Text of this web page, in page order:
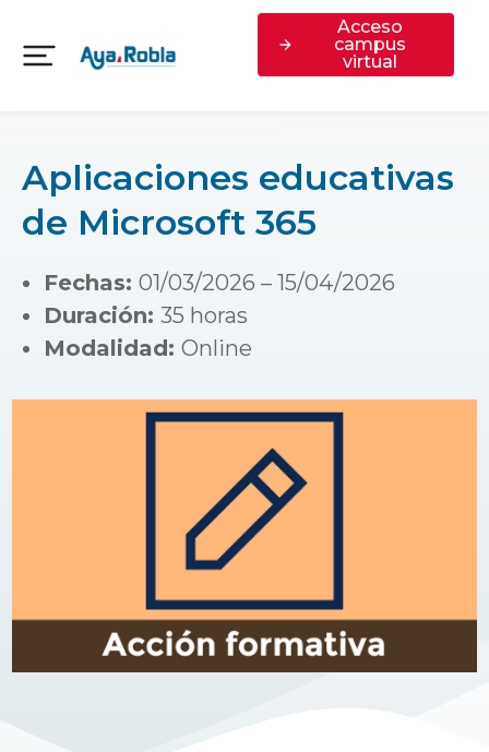
Acceso
campus
virtual
Aplicaciones educativas
de Microsoft 365
Fechas: 01/03/2026 – 15/04/2026
Duración: 35 horas
Modalidad: Online